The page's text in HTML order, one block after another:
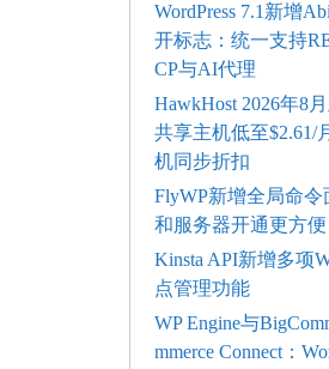
WordPress 7.1新增
开标志：统一支持
CP与AI代理
HawkHost 2026年8
共享主机低至$2.61/
机同步折扣
FlyWP新增全局命令
和服务器开通更方便
Kinsta API新增多项
点管理功能
WP Engine与
mmerce Connect：